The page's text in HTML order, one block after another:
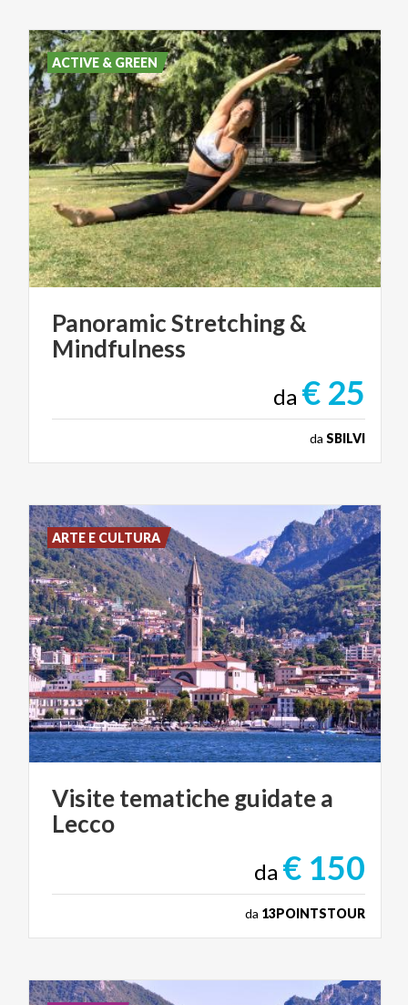
PanoramicStretching&
Mindfulness
da € 25
da SBILVI
ACTIVE & GREEN
Visitetematicheguidatea
Lecco
da € 150
da 13POINTSTOUR
ARTE E CULTURA